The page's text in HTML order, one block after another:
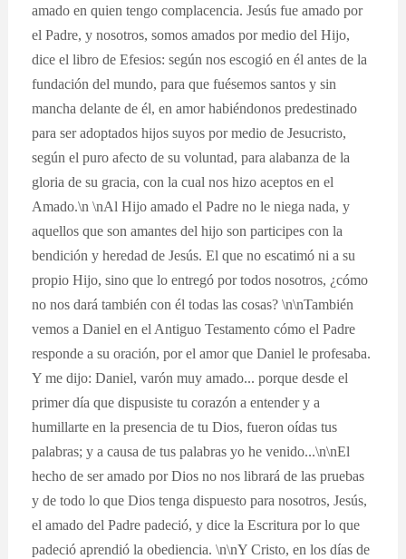
amado en quien tengo complacencia. Jesús fue amado por
el Padre, y nosotros, somos amados por medio del Hijo,
dice el libro de Efesios: según nos escogió en él antes de la
fundación del mundo, para que fuésemos santos y sin
mancha delante de él, en amor habiéndonos predestinado
para ser adoptados hijos suyos por medio de Jesucristo,
según el puro afecto de su voluntad, para alabanza de la
gloria de su gracia, con la cual nos hizo aceptos en el
Amado.\n \nAl Hijo amado el Padre no le niega nada, y
aquellos que son amantes del hijo son participes con la
bendición y heredad de Jesús. El que no escatimó ni a su
propio Hijo, sino que lo entregó por todos nosotros, ¿cómo
no nos dará también con él todas las cosas? \n\nTambién
vemos a Daniel en el Antiguo Testamento cómo el Padre
responde a su oración, por el amor que Daniel le profesaba.
Y me dijo: Daniel, varón muy amado... porque desde el
primer día que dispusiste tu corazón a entender y a
humillarte en la presencia de tu Dios, fueron oídas tus
palabras; y a causa de tus palabras yo he venido...\n\nEl
hecho de ser amado por Dios no nos librará de las pruebas
y de todo lo que Dios tenga dispuesto para nosotros, Jesús,
el amado del Padre padeció, y dice la Escritura por lo que
padeció aprendió la obediencia. \n\nY Cristo, en los días de